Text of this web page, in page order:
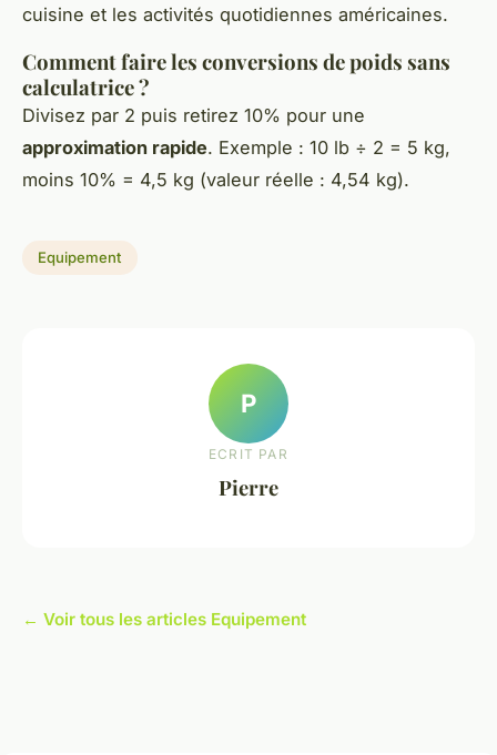
cuisine et les activités quotidiennes américaines.
Comment faire les conversions de poids sans
calculatrice ?
Divisez par 2 puis retirez 10% pour une
approximation rapide. Exemple : 10 lb ÷ 2 = 5 kg,
moins 10% = 4,5 kg (valeur réelle : 4,54 kg).
Equipement
P
ECRIT PAR
Pierre
← Voir tous les articles Equipement